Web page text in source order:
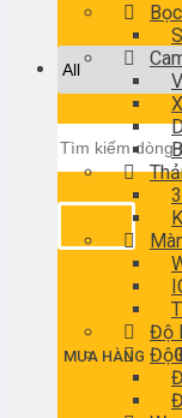
kiếm:
MUA HÀNG
Độ
Độ